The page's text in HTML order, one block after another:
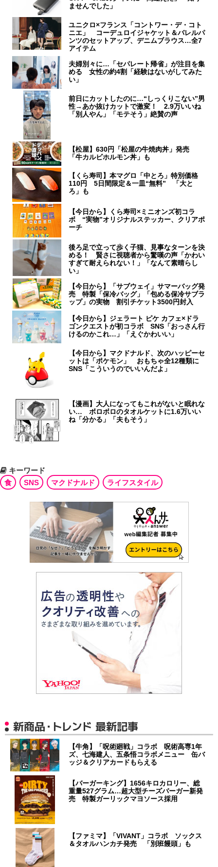
ませんでした」
ユニクロ×フランス「コントワー・デ・コト
ニエ」 コーデュロイジャケット＆バレルパ
ンツのセットアップ、デニムブラウス…全7
アイテム
夫婦別々に…「セパレート帰省」が注目を集
める 女性の約4割「経験はないがしてみた
い」
前日にカットしたのに…“しっくりこない”男
性→あか抜けカットで激変！ 2.9万いいね
「別人やん」「モテそう」絶賛の声
【松屋】630円「松屋の牛焼肉丼」発売
「牛カルビホルモン丼」も
【くら寿司】本マグロ「中とろ」特別価格
110円 5日間限定＆一皿“無料” 「大と
ろ」も
【今日から】くら寿司×ミニオンズ初コラ
ボ “実物”オリジナルステッカー、クリアポ
ーチ
後ろ足で立って歩く子猫、見事なターンを決
める！ 賢さに視聴者から驚嘆の声「かわい
すぎて耐えられない！」「なんて素晴らし
い」
【今日から】「サブウェイ」サマーバッグ発
売 特製「保冷バッグ」「包める保冷サブラ
ップ」の実物 割引チケット3500円封入
【今日から】ジェラート ピケ カフェ×ドラ
ゴンクエストが初コラボ SNS「おっさん行
けるのかこれ…」「えぐかわいい」
【今日から】マクドナルド、次のハッピーセ
ットは「ポケモン」 おもちゃ全12種類に
SNS「こういうのでいいんだよ」
【漫画】大人になってもこれがないと眠れな
い… ボロボロのタオルケットに1.6万いい
ね「分かる」「夫もそう」
キーワード
食
SNS マクドナルド ライフスタイル
新商品・トレンド 最新記事
【牛角】「呪術廻戦」コラボ 呪術高専1年
ズ、七海建人、五条悟コラボメニュー 缶バ
ッジ＆クリアカードもらえる
【バーガーキング】1656キロカロリー、総
重量527グラム…超大型チーズバーガー新発
売 特製ガーリックマヨソース採用
【ファミマ】「VIVANT」コラボ ソックス
＆タオルハンカチ発売 「別班饅頭」も